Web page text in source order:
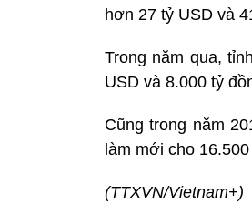
hơn 27 tỷ USD và
Trong năm qua,
USD và 8.000 tỷ
Cũng trong năm
làm mới cho
(TTXVN/Vietnam+)